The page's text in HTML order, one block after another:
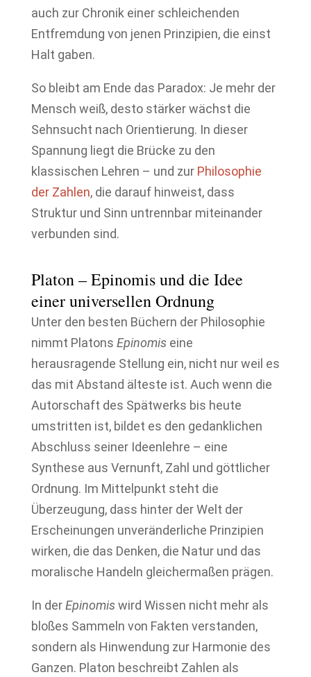
auch zur Chronik einer schleichenden
Entfremdung von jenen Prinzipien, die einst
Halt gaben.
So bleibt am Ende das Paradox: Je mehr der
Mensch weiß, desto stärker wächst die
Sehnsucht nach Orientierung. In dieser
Spannung liegt die Brücke zu den
klassischen Lehren – und zur Philosophie
der Zahlen, die darauf hinweist, dass
Struktur und Sinn untrennbar miteinander
verbunden sind.
Platon – Epinomis und die Idee
einer universellen Ordnung
Unter den besten Büchern der Philosophie
nimmt Platons Epinomiseine
herausragende Stellung ein, nicht nur weil es
das mit Abstand älteste ist. Auch wenn die
Autorschaft des Spätwerks bis heute
umstritten ist, bildet es den gedanklichen
Abschluss seiner Ideenlehre – eine
Synthese aus Vernunft, Zahl und göttlicher
Ordnung. Im Mittelpunkt steht die
Überzeugung, dass hinter der Welt der
Erscheinungen unveränderliche Prinzipien
wirken, die das Denken, die Natur und das
moralische Handeln gleichermaßen prägen.
In derEpinomiswird Wissen nicht mehr als
bloßes Sammeln von Fakten verstanden,
sondern als Hinwendung zur Harmonie des
Ganzen. Platon beschreibt Zahlen als